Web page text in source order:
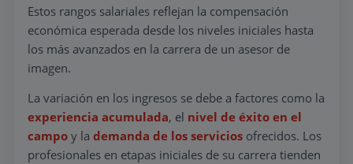
Estos rangos salariales reflejan la compensación
económica esperada desde los niveles iniciales hasta
los más avanzados en la carrera de un asesor de
imagen.
La variación en los ingresos se debe a factores como la
experiencia acumulada, el nivel de éxito en el
campo y la demanda de los servicios ofrecidos. Los
profesionales en etapas iniciales de su carrera tienden